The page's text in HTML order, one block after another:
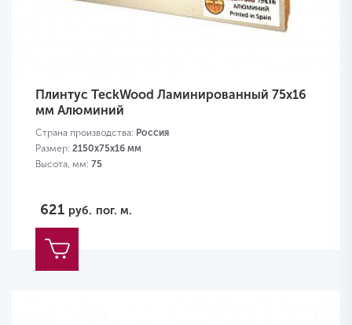
Плинтус TeckWood Ламинированный 75х16
мм Алюминий
Страна производства: Россия
Размер: 2150х75х16 мм
Высота, мм: 75
621 руб. пог. м.